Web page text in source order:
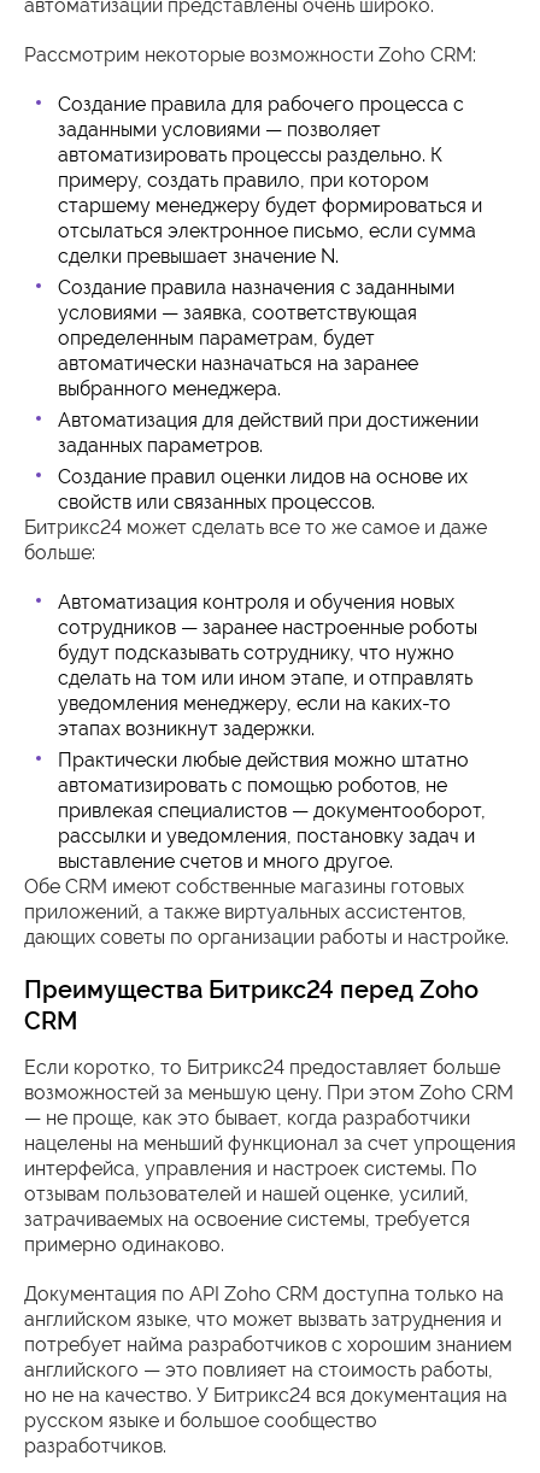
автоматизации представлены очень широко.
Рассмотрим некоторые возможности Zoho CRM:
Создание правила для рабочего процесса с
заданными условиями — позволяет
автоматизировать процессы раздельно. К
примеру, создать правило, при котором
старшему менеджеру будет формироваться и
отсылаться электронное письмо, если сумма
сделки превышает значение N.
Создание правила назначения с заданными
условиями — заявка, соответствующая
определенным параметрам, будет
автоматически назначаться на заранее
выбранного менеджера.
Автоматизация для действий при достижении
заданных параметров.
Создание правил оценки лидов на основе их
свойств или связанных процессов.
Битрикс24 может сделать все то же самое и даже
больше:
Автоматизация контроля и обучения новых
сотрудников — заранее настроенные роботы
будут подсказывать сотруднику, что нужно
сделать на том или ином этапе, и отправлять
уведомления менеджеру, если на каких-то
этапах возникнут задержки.
Практически любые действия можно штатно
автоматизировать с помощью роботов, не
привлекая специалистов — документооборот,
рассылки и уведомления, постановку задач и
выставление счетов и много другое.
Обе CRM имеют собственные магазины готовых
приложений, а также виртуальных ассистентов,
дающих советы по организации работы и настройке.
Преимущества Битрикс24 перед Zoho
CRM
Если коротко, то Битрикс24 предоставляет больше
возможностей за меньшую цену. При этом Zoho CRM
— не проще, как это бывает, когда разработчики
нацелены на меньший функционал за счет упрощения
интерфейса, управления и настроек системы. По
отзывам пользователей и нашей оценке, усилий,
затрачиваемых на освоение системы, требуется
примерно одинаково.
Документация по API Zoho CRM доступна только на
английском языке, что может вызвать затруднения и
потребует найма разработчиков с хорошим знанием
английского — это повлияет на стоимость работы,
но не на качество. У Битрикс24 вся документация на
русском языке и большое сообщество
разработчиков.